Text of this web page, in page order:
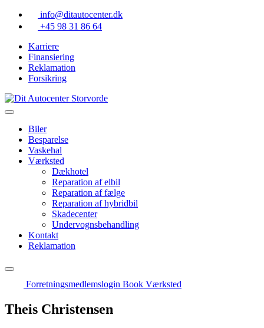
Skip
info@ditautocenter.dk
+45 98 31 86 64
Karriere
Finansiering
Reklamation
Forsikring
Biler
Besparelse
Vaskehal
Værksted
Dækhotel
Reparation af elbil
Reparation af fælge
Reparation af hybridbil
Skadecenter
Undervognsbehandling
Kontakt
Reklamation
Forretningsmedlemslogin Book Værksted
Theis Christensen